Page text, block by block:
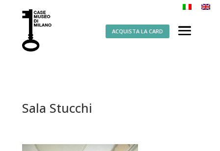
ACQUISTA LA CARD
Sala Stucchi